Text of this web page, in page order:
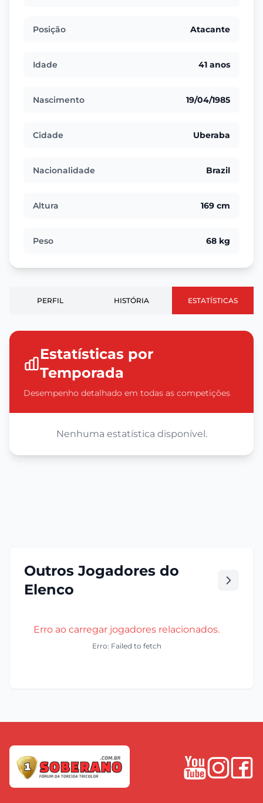
Posição Atacante
Idade 41 anos
Nascimento 19/04/1985
Cidade Uberaba
Nacionalidade Brazil
Altura 169 cm
Peso 68 kg
PERFIL HISTÓRIA ESTATÍSTICAS
Estatísticas por
Temporada
Desempenho detalhado em todas as competições
Nenhuma estatística disponível.
Outros Jogadores do
Elenco
Erro ao carregar jogadores relacionados.
Erro: Failed to fetch